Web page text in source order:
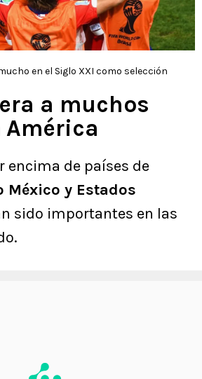
en el Siglo XXI como selección
a muchos
América
encima de países de
México y Estados
sido importantes en las